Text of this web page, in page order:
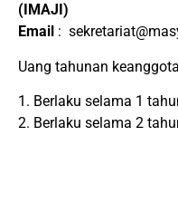
(IMAJI)
Email :
Uang tahunan
1. Berlaku selama 1
2. Berlaku selama 2